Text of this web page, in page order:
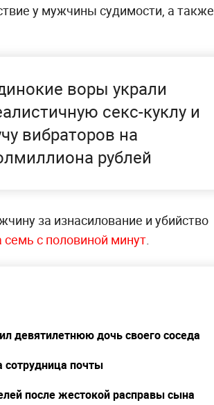
у мужчины судимости, а также
воры украли
секс-куклу и
вибраторов на
рублей
за изнасилование и убийство
с половиной минут.
девятилетнюю дочь своего соседа
сотрудница почты
после жестокой расправы сына